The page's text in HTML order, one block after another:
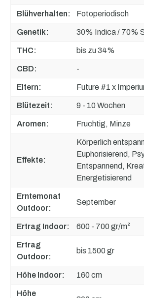
Blühverhalten: Fotoperiodisch
Genetik: 30% Indica / 70%
THC: bis zu 34%
CBD: -
Eltern: Future #1 x
Blütezeit: 9 - 10 Wochen
Aromen: Fruchtig, Minze
Effekte:
Körperlich
Euphorisierend,
Entspannend,
Energetisierend
Erntemonat
Outdoor:
September
Ertrag Indoor: 600 - 700 gr/m²
Ertrag
Outdoor:
bis 1500 gr
Höhe Indoor: 160 cm
Höhe